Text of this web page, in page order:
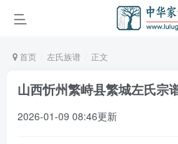
首页 左氏族谱 正文
山西忻州繁峙县繁城左氏宗
2026-01-09 08:46更新